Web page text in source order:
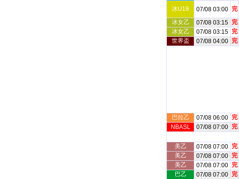
冰U19
07/08 03:00 完
冰女乙
07/08 03:15 完
冰女乙
07/08 03:15 完
世界盃
07/08 04:00 完
巴拉乙
07/08 06:00 完
NBASL
07/08 07:00 完
美乙
07/08 07:00 完
美乙
07/08 07:00 完
美乙
07/08 07:00 完
巴乙
07/08 07:00 完